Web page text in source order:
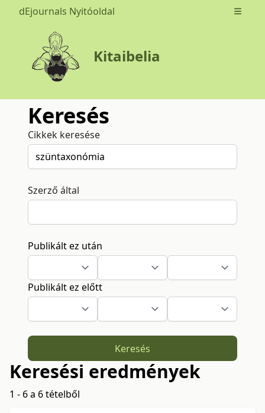
dEjournals Nyitóoldal Open
Kitaibelia
Keresés
Cikkek keresése
Szerző által
Publikált ez után
Publikált ez előtt
Keresés
Keresési eredmények
1 - 6 a 6 tételből